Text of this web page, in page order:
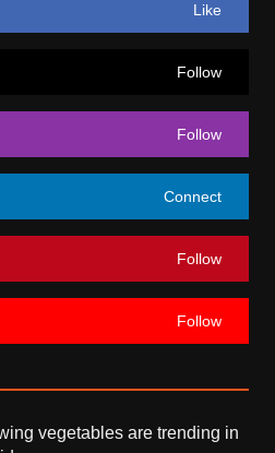
Like
Follow
Follow
Connect
Follow
Follow
vegetables are trending in